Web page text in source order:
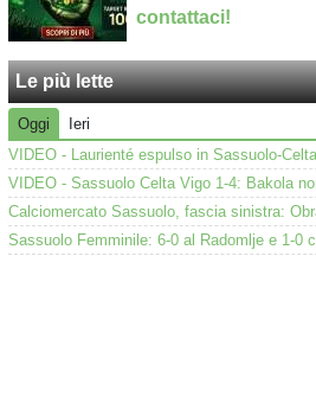
contattaci!
Le più lette
Oggi
Ieri